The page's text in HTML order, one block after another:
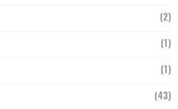
(2)
(1)
(1)
(43)